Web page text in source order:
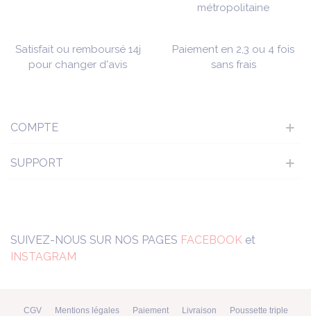
métropolitaine
Satisfait ou remboursé 14j
pour changer d'avis
Paiement en 2,3 ou 4 fois
sans frais
SUIVEZ-NOUS SUR NOS PAGES FACEBOOK et
INSTAGRAM
COMPTE
SUPPORT
CGV Mentions légales Paiement Livraison Poussette triple